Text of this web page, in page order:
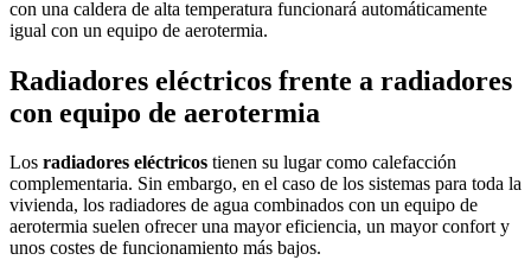
con una caldera de alta temperatura funcionará automáticamente
igual con un equipo de aerotermia.
Radiadores eléctricos frente a radiadores
con equipo de aerotermia
Los radiadores eléctricos tienen su lugar como calefacción
complementaria. Sin embargo, en el caso de los sistemas para toda la
vivienda, los radiadores de agua combinados con un equipo de
aerotermia suelen ofrecer una mayor eficiencia, un mayor confort y
unos costes de funcionamiento más bajos.